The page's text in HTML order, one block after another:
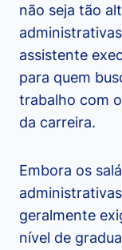
não seja tão
assistente
para quem
trabalho com
da carreira.
Embora os
geralmente
nível de